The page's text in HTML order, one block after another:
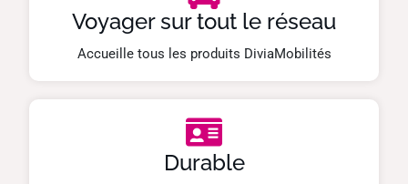
Voyager sur tout le réseau
Accueille tous les produits DiviaMobilités
Durable